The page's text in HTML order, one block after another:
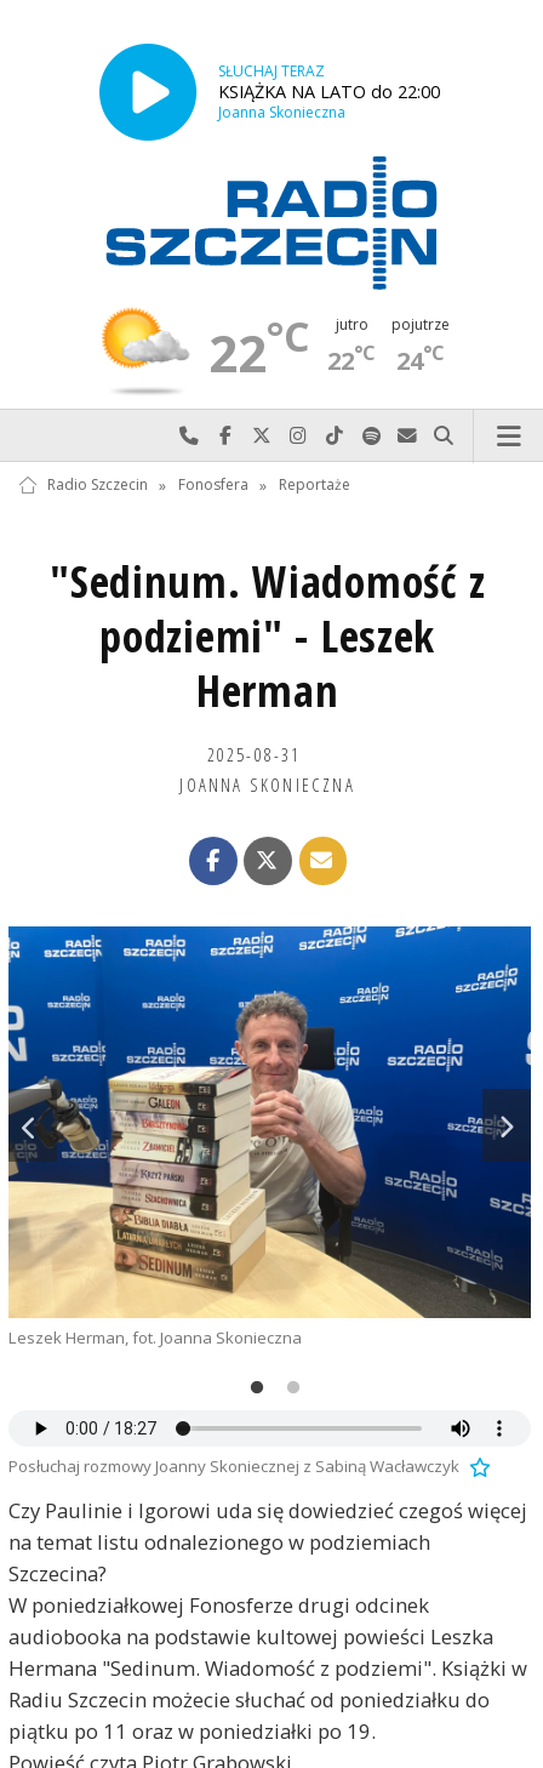
SŁUCHAJ TERAZ
KSIĄŻKA NA LATO do 22:00
Joanna Skonieczna
22°C jutro
22°C
pojutrze
24°C
Najlepiej po prostu do nas zadzwoń
Odwiedź nas na Facebook-u
Odwiedź nas na X
Odwiedź nas na Instagram-ie
Odwiedź nas na TikTok-u
Szukaj nas na Spotify
Wyślij do nas
Szukaj
Radio Szczecin » Fonosfera » Reportaże
"Sedinum. Wiadomość z
podziemi" - Leszek
Herman
2025-08-31
JOANNA SKONIECZNA
Leszek Herman, fot. Joanna Skonieczna
Posłuchaj rozmowy Joanny Skoniecznej z Sabiną Wacławczyk
Czy Paulinie i Igorowi uda się dowiedzieć czegoś więcej
na temat listu odnalezionego w podziemiach
Szczecina?
W poniedziałkowej Fonosferze drugi odcinek
audiobooka na podstawie kultowej powieści Leszka
Hermana "Sedinum. Wiadomość z podziemi". Książki w
Radiu Szczecin możecie słuchać od poniedziałku do
piątku po 11 oraz w poniedziałki po 19.
Powieść czyta Piotr Grabowski.